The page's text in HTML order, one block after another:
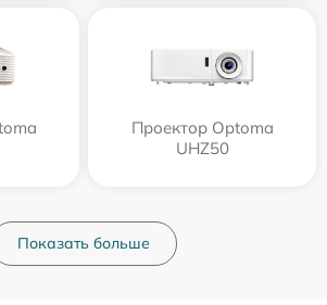
Проектор Optoma
UHZ50
Показать больше